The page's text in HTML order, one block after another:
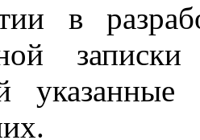
в
указанные